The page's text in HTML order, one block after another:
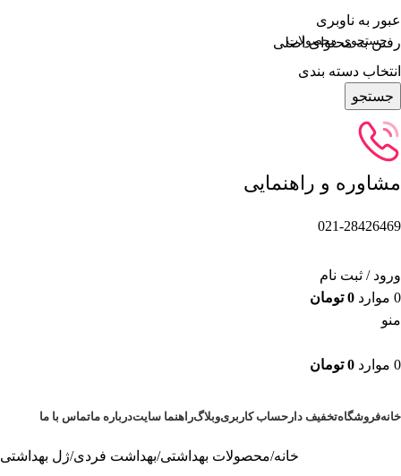
عبور به ناوبری
رفتن به محتوای اصلی
انتخاب دسته بندی
جستجو
مشاوره و راهنمایی
021-28426469
ورود / ثبت نام
0 موارد 0 تومان
منو
0 موارد 0 تومان
خانهفروشگاهتخفیف دار حساب کاربریوبلاگراهنما سایتدرباره ماتماس با ما
خانه محصولات بهداشتی بهداشت فردی ژل بهداشتی